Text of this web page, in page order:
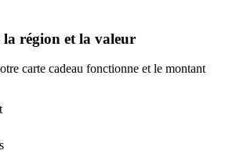
la région et la valeur
carte cadeau fonctionne et le montant